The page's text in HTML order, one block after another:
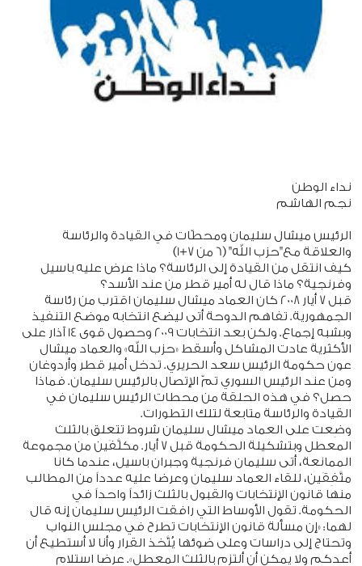
نداء الوطن
نجم الهاشم
الرئيس ميشال سليمان ومحطّات في القيادة والرئاسة
والعلاقة مع"حزب الله" (6 من 7+1)
كيف انتقل من القيادة إلى الرئاسة؟ ماذا عرض عليه باسيل
وفرنجية؟ ماذا قال له أمير قطر من عند الأسد؟
قبل 7 أيار 2008 كان العماد ميشال سليمان اقترب من رئاسة
الجمهورية. تفاهم الدوحة أتى ليضع انتخابه موضع التنفيذ
وبشبه إجماع. ولكن بعد انتخابات 2009 وحصول قوى 14 آذار على
الأكثرية عادت المشاكل وأسقط «حزب الله» والعماد ميشال
عون حكومة الرئيس سعد الحريري. تدخل أمير قطر وأردوغان
ومن عند الرئيس السوري تمّ الإتصال بالرئيس سليمان. فماذا
حصل؟ في هذه الحلقة من محطات الرئيس سليمان في
القيادة والرئاسة متابعة لتلك التطورات.
وضِعت على العماد ميشال سليمان شروط تتعلق بالثلث
المعطل وبتشكيلة الحكومة قبل 7 أيار. مكلَّفَين من مجموعة
الممانعة، أتى سليمان فرنجية وجبران باسيل، عندما كانا
متَّفِقَين، للقاء العماد سليمان وعرضا عليه عدداً من المطالب
منها قانون الإنتخابات والقبول بالثلث زائداً واحداً في
الحكومة. تقول الأوساط التي رافقت الرئيس سليمان إنه قال
لهما: «إن مسألة قانون الإنتخابات تطرح في مجلس النواب
وتحتاج إلى دراسات وعلى ضوئها يُتَّخذ القرار وأنا لا أستطيع أن
أعدكم ولا يمكن أن ألتزم بالثلث المعطل». عرضا استلام